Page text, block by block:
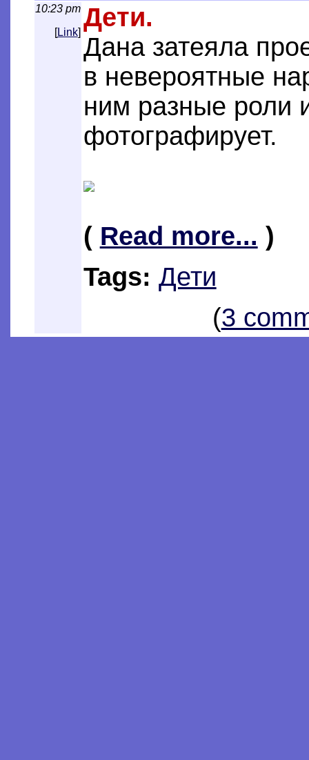
10:23 pm
[Link]
Дети.
Дана затеяла
в невероятные
ним разные роли
фотографирует.
( Read more... )
Tags: Дети
(3